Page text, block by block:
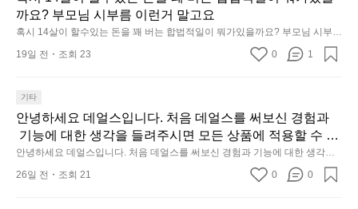
크
프
운
되
고,
재
미
까요? 부모님 시부름 이런거 말고요
혹시 14살이 할수있는 돈을 꽤 버는 합법적일이 뭐가있을까요? 부모님 시부름
19일 전
조회 23 0 1
기타
안녕하세요 데얼스입니다. 처음 데얼스를 써보신 경험과
기능에 대한 생각을 들려주시면 모든 상품에 적용할 수 있
는 10% 할인 쿠폰을 드립니다.  1분이면 끝낼 수 있으니 참
여하시고 혜택받아가세요 :)  하기의 링크 클릭 후 작성하
안녕하세요 데얼스입니다. 처음 데얼스를 써보신 경험과 기능에 대한 생각을
들려주시면 모든 상품에 적용할 수 있는 10% 할인 쿠폰을 드립니다.  1분이면
끝낼 수 있으니 참여하시고 혜택받아가세요 :)  하기의 링크 클릭 후 작성하시
26일 전 조회 21 0 0